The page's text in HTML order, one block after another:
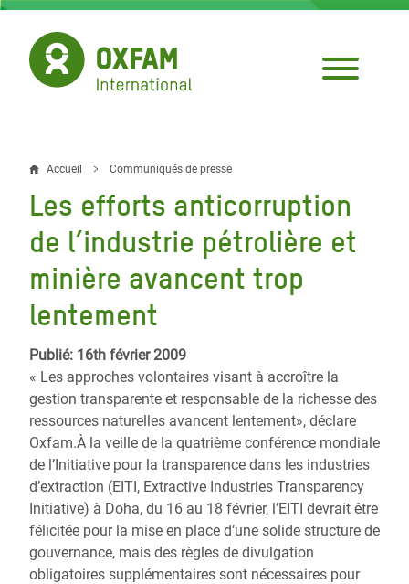
Aller
contenu
principal
Fil
d'Ariane
Accueil Communiqués de presse
Les efforts anticorruption
de l’industrie pétrolière et
minière avancent trop
lentement
Publié: 16th février 2009
« Les approches volontaires visant à accroître la
gestion transparente et responsable de la richesse des
ressources naturelles avancent lentement», déclare
Oxfam.À la veille de la quatrième conférence mondiale
de l’Initiative pour la transparence dans les industries
d’extraction (EITI, Extractive Industries Transparency
Initiative) à Doha, du 16 au 18 février, l’EITI devrait être
félicitée pour la mise en place d’une solide structure de
gouvernance, mais des règles de divulgation
obligatoires supplémentaires sont nécessaires pour